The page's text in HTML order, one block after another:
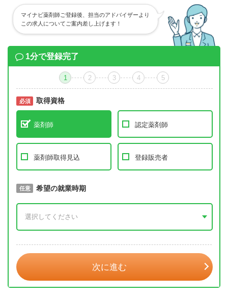
マイナビ薬剤師ご登録後、担当のアドバイザーより
この求人についてご案内差し上げます！
1分で登録完了
1 2 3 4 5
必須 取得資格
薬剤師 認定薬剤師
薬剤師取得見込 登録販売者
必須 取得予定年
任意 希望の就業時期
次に進む